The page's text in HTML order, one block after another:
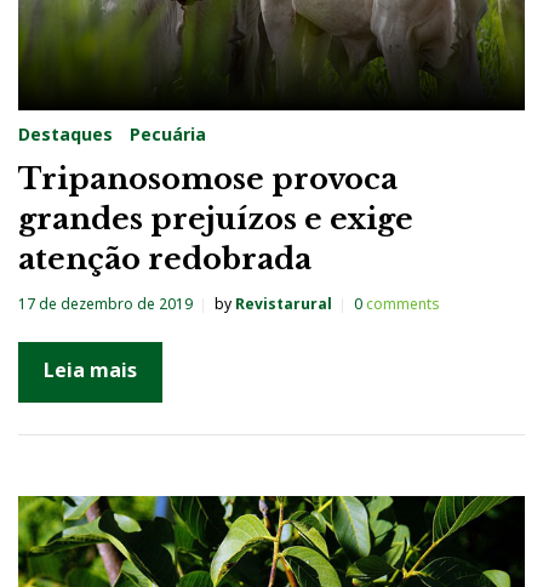
Destaques Pecuária
Tripanosomose provoca
grandes prejuízos e exige
atenção redobrada
17 de dezembro de 2019 by Revistarural 0comments
Leia mais